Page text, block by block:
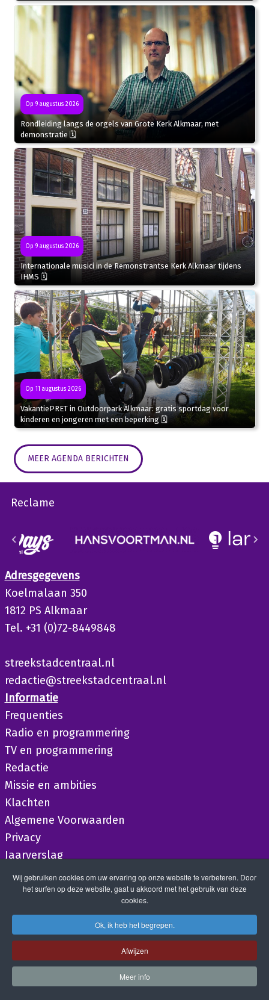
Op 9 augustus 2026
Rondleiding langs de orgels van Grote Kerk Alkmaar, met
demonstratie 🗓
Op 9 augustus 2026
Internationale musici in de Remonstrantse Kerk Alkmaar tijdens
IHMS 🗓
Op 11 augustus 2026
VakantiePRET in Outdoorpark Alkmaar: gratis sportdag voor
kinderen en jongeren met een beperking 🗓
MEER AGENDA BERICHTEN
Reclame
Adresgegevens
Koelmalaan 350
1812 PS Alkmaar
Tel. +31 (0)72-8449848
streekstadcentraal.nl
redactie@streekstadcentraal.nl
Informatie
Frequenties
Radio en programmering
TV en programmering
Redactie
Missie en ambities
Klachten
Algemene Voorwaarden
Privacy
Jaarverslag
Wij gebruiken cookies om uw ervaring op onze website te verbeteren. Door
het surfen op deze website, gaat u akkoord met het gebruik van deze
cookies.
Ok, ik heb het begrepen.
Afwijzen
Meer info